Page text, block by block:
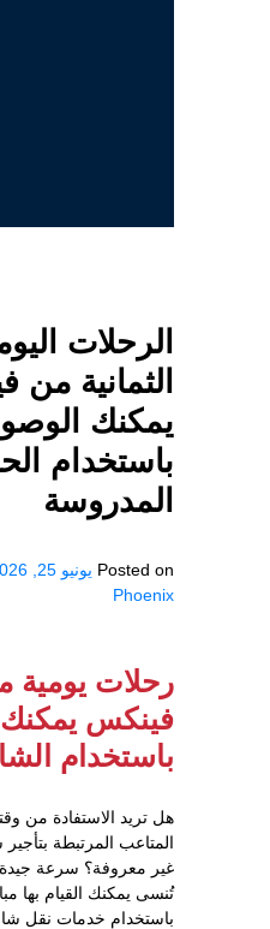
الرحلات
الثمانية
يمكنك
باستخدام
المدروسة
Posted on يونيو 25, 2026
Phoenix
رحلات
فينكس يمكنك
باستخدام
هل تريد الاستفادة من
المتاعب المرتبطة
غير معروفة؟ سرعة
تُنسى يمكنك القيام بها
باستخدام خدمات نقل